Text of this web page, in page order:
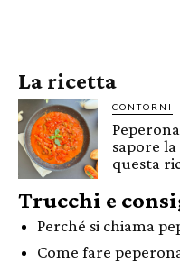
La ricetta
CONTORNI
sapore
questa
Trucchi e
Perché si chiama
Come fare